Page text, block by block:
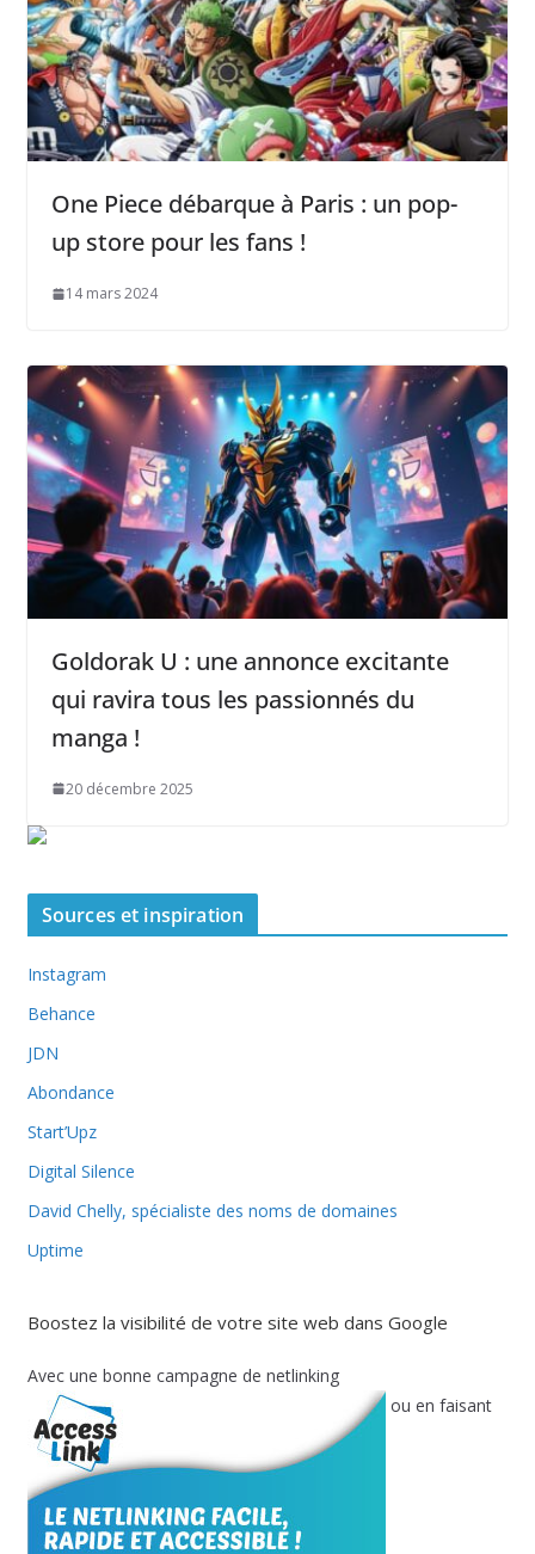
One Piece débarque à Paris : un pop-
up store pour les fans !
14 mars 2024
Goldorak U : une annonce excitante
qui ravira tous les passionnés du
manga !
20 décembre 2025
Sources et inspiration
Instagram
Behance
JDN
Abondance
Start’Upz
Digital Silence
David Chelly, spécialiste des noms de domaines
Uptime
Boostez la visibilité de votre site web dans Google
Avec une bonne campagne de netlinking
ou en faisant